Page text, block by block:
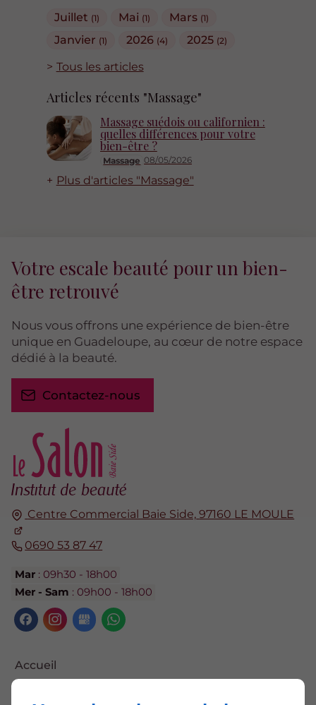
Juillet (1) Mai (1) Mars (1)
Janvier (1) 2026 (4) 2025 (2)
Tous les articles
Articles récents "Massage"
Massage 08/05/2026
Massage suédois ou californien :
quelles différences pour votre
bien-être ?
Plus d'articles "Massage"
Centre Commercial Baie Side, 97160 LE MOULE
0690 53 87 47
Mar: 09h30 - 18h00
Mer - Sam : 09h00 - 18h00
Accueil
Votre escale beauté pour un bien-
être retrouvé
Nous vous offrons une expérience de bien-être
unique en Guadeloupe, au cœur de notre espace
dédié à la beauté.
Contactez-nous